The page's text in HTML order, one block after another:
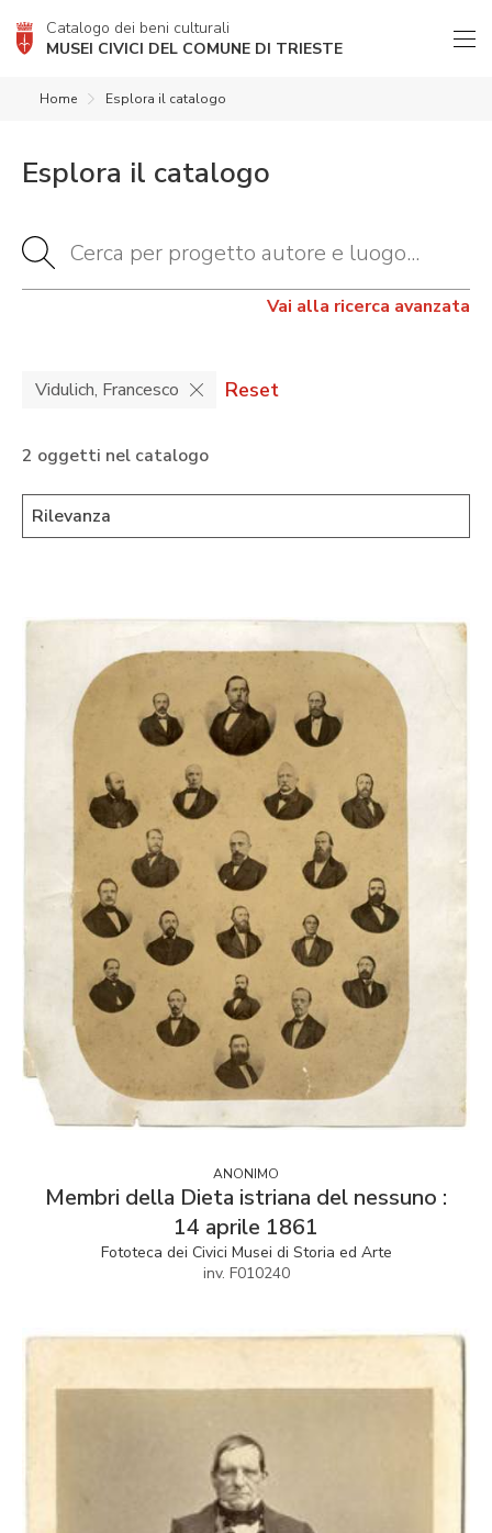
Catalogo dei beni culturali
MUSEI CIVICI DEL COMUNE DI TRIESTE
Home Esplora il catalogo
Esplora il catalogo
Vai alla ricerca avanzata
Vidulich, Francesco Reset
2 oggetti nel catalogo
ANONIMO
Membri della Dieta istriana del nessuno :
14 aprile 1861
Fototeca dei Civici Musei di Storia ed Arte
inv. F010240